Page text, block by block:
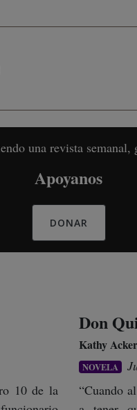
una revista
Apoyanos
DONAR
10 de la
Don
Kathy Acker
NOVELA
“Cuando